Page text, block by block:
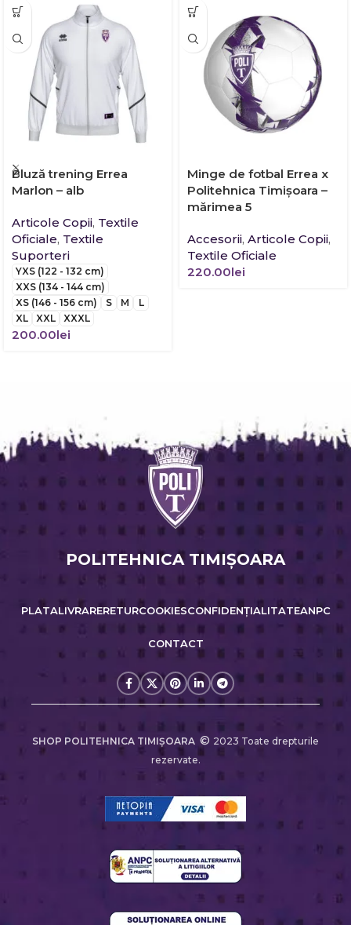
Bluză trening Errea
Marlon – alb
Articole Copii, Textile
Oficiale, Textile
Suporteri
YXS (122 - 132 cm)
XXS (134 - 144 cm)
XS (146 - 156 cm)
S M
L
XL
XXL XXXL
200.00lei
Minge de fotbal Errea x
Politehnica Timișoara –
mărimea 5
Accesorii, Articole Copii,
Textile Oficiale
220.00lei
POLITEHNICA TIMIŞOARA
PLATALIVRARERETURCOOKIESCONFIDENȚIALITATEANPC
CONTACT
SHOP POLITEHNICA TIMIŞOARA © 2023 Toate drepturile
rezervate.